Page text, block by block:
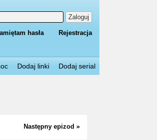
Zaloguj
hasła Rejestracja
Dodaj linki Dodaj serial
Następny epizod »